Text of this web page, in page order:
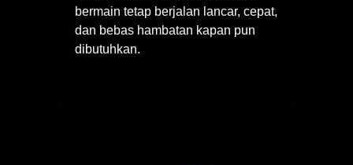
bermain tetap berjalan lancar, cepat,
dan bebas hambatan kapan pun
dibutuhkan.